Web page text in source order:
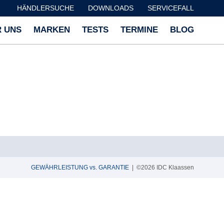
HÄNDLERSUCHE DOWNLOADS SERVICEFALL
UNS MARKEN TESTS TERMINE BLOG
GEWÄHRLEISTUNG vs. GARANTIE | ©2026 IDC Klaassen